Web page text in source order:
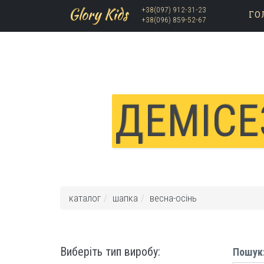
Glory Kids
+38(097) 912-31-23
+38(096) 859-52-67
каталог шапка весна-осінь
Виберіть тип виробу: